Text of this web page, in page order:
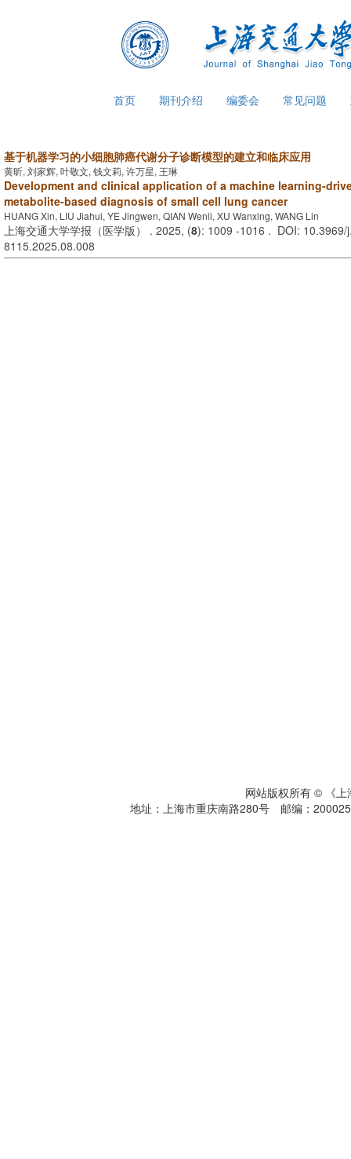
首页 期刊介绍 编委会 常见问题
基于机器学习的小细胞肺癌代谢分子诊断模型的建立和临床应用
黄昕, 刘家辉, 叶敬文, 钱文莉, 许万星, 王琳
Development and clinical application of a machine learning-
metabolite-based diagnosis of small cell lung cancer
HUANG Xin, LIU Jiahui, YE Jingwen, QIAN Wenli, XU Wanxing, WANG Lin
上海交通大学学报（医学版） . 2025, (8): 1009 -1016 . DOI: 10.3969/
8115.2025.08.008
网站版权所有 © 《
地址：上海市重庆南路280号 邮编：